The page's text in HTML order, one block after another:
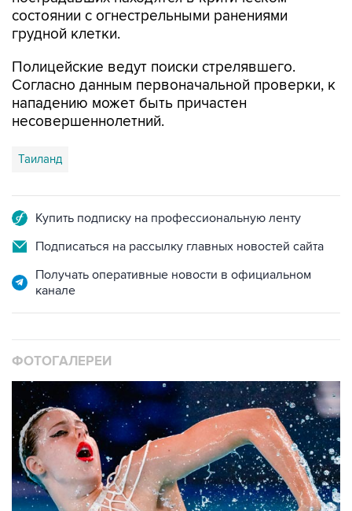
состоянии с огнестрельными ранениями
грудной клетки.
Полицейские ведут поиски стрелявшего.
Согласно данным первоначальной проверки, к
нападению может быть причастен
несовершеннолетний.
Таиланд
Купить подписку на профессиональную ленту
Подписаться на рассылку главных новостей сайта
Получать оперативные новости в официальном
канале
ФОТОГАЛЕРЕИ